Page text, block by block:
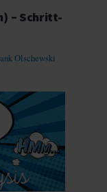
– Schritt-
Olschewski